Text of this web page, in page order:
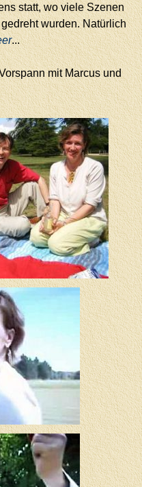
statt, wo viele Szenen
wurden. Natürlich
...
mit Marcus und